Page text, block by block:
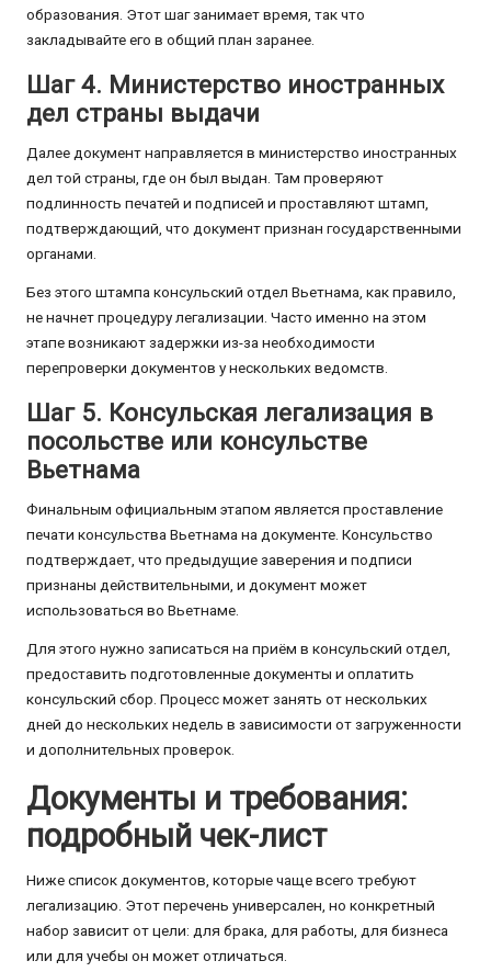
образования. Этот шаг занимает время, так что
закладывайте его в общий план заранее.
Шаг 4. Министерство иностранных
дел страны выдачи
Далее документ направляется в министерство иностранных
дел той страны, где он был выдан. Там проверяют
подлинность печатей и подписей и проставляют штамп,
подтверждающий, что документ признан государственными
органами.
Без этого штампа консульский отдел Вьетнама, как правило,
не начнет процедуру легализации. Часто именно на этом
этапе возникают задержки из-за необходимости
перепроверки документов у нескольких ведомств.
Шаг 5. Консульская легализация в
посольстве или консульстве
Вьетнама
Финальным официальным этапом является проставление
печати консульства Вьетнама на документе. Консульство
подтверждает, что предыдущие заверения и подписи
признаны действительными, и документ может
использоваться во Вьетнаме.
Для этого нужно записаться на приём в консульский отдел,
предоставить подготовленные документы и оплатить
консульский сбор. Процесс может занять от нескольких
дней до нескольких недель в зависимости от загруженности
и дополнительных проверок.
Документы и требования:
подробный чек-лист
Ниже список документов, которые чаще всего требуют
легализацию. Этот перечень универсален, но конкретный
набор зависит от цели: для брака, для работы, для бизнеса
или для учебы он может отличаться.